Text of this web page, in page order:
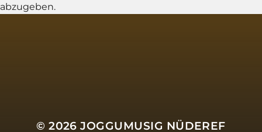
abzugeben.
© 2026JOGGUMUSIG NÜDEREF